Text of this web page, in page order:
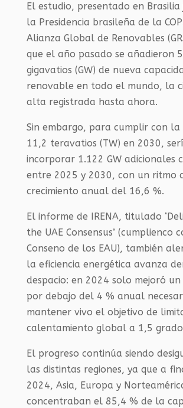
El estudio, presentado en
la Presidencia brasileña de la
Alianza Global de Renovables
que el año pasado se añadieron
gigavatios (GW) de nueva
renovable en todo el mundo, la
alta registrada hasta ahora.
Sin embargo, para cumplir con la
11,2 teravatios (TW) en 2030,
incorporar 1.122 GW adicionales
entre 2025 y 2030, con un ritmo
crecimiento anual del 16,6 %.
El informe de IRENA, titulado
the UAE Consensus’ (cumplienco
Conseno de los EAU), también
la eficiencia energética avanza
despacio: en 2024 solo mejoró
por debajo del 4 % anual
mantener vivo el objetivo de
calentamiento global a 1,5
El progreso continúa siendo
las distintas regiones, ya que a
2024, Asia, Europa y
concentraban el 85,4 % de la